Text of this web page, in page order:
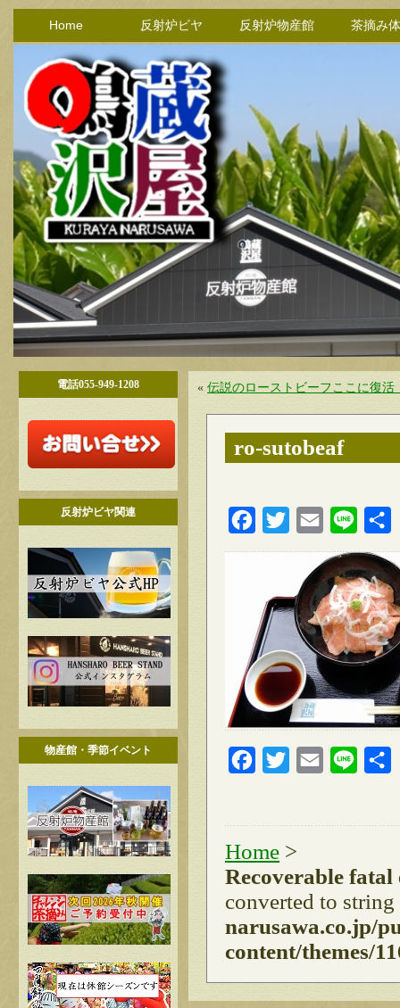
Home 反射炉ビヤ 反射炉物産館 茶摘み
電話055-949-1208
反射炉ビヤ関連
物産館・季節イベント
« 伝説のローストビーフここに復活
ro-sutobeaf
FacebookTwitter Email Line
FacebookTwitter Email Line
Home >
Recoverable
converted to
narusawa.co.jp/
content/themes/